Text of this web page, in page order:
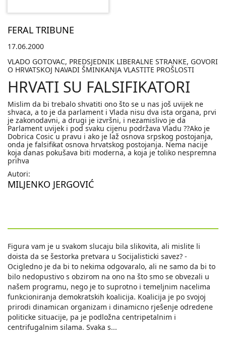
FERAL TRIBUNE
17.06.2000
VLADO GOTOVAC, PREDSJEDNIK LIBERALNE STRANKE, GOVORI
O HRVATSKOJ NAVADI ŠMINKANJA VLASTITE PROŠLOSTI
HRVATI SU FALSIFIKATORI
Mislim da bi trebalo shvatiti ono što se u nas još uvijek ne
shvaca, a to je da parlament i Vlada nisu dva ista organa, prvi
je zakonodavni, a drugi je izvršni, i nezamislivo je da
Parlament uvijek i pod svaku cijenu podržava Vladu ??Ako je
Dobrica Cosic u pravu i ako je laž osnova srpskog postojanja,
onda je falsifikat osnova hrvatskog postojanja. Nema nacije
koja danas pokušava biti moderna, a koja je toliko nespremna
prihva
Autori:
MILJENKO JERGOVIĆ
Figura vam je u svakom slucaju bila slikovita, ali mislite li
doista da se šestorka pretvara u Socijalisticki savez? -
Ocigledno je da bi to nekima odgovaralo, ali ne samo da bi to
bilo nedopustivo s obzirom na ono na što smo se obvezali u
našem programu, nego je to suprotno i temeljnim nacelima
funkcioniranja demokratskih koalicija. Koalicija je po svojoj
prirodi dinamican organizam i dinamicno rješenje odredene
politicke situacije, pa je podložna centripetalnim i
centrifugalnim silama. Svaka s...